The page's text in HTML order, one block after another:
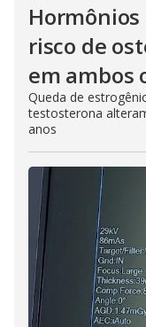
risco de
em ambos
Queda de
testosterona
anos